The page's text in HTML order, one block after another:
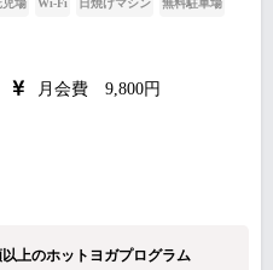
月会費 9,800円
上のホットヨガプログラム